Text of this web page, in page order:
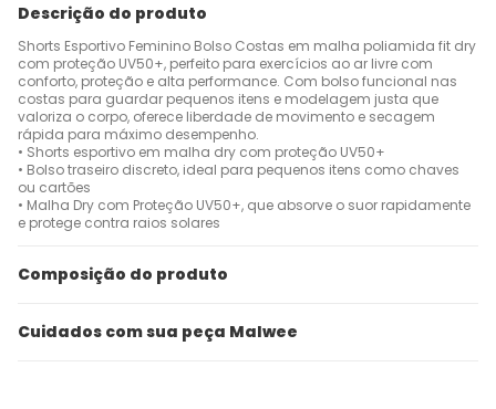
Descrição do produto
Shorts Esportivo Feminino Bolso Costas em malha poliamida fit dry
com proteção UV50+, perfeito para exercícios ao ar livre com
conforto, proteção e alta performance. Com bolso funcional nas
costas para guardar pequenos itens e modelagem justa que
valoriza o corpo, oferece liberdade de movimento e secagem
rápida para máximo desempenho.
• Shorts esportivo em malha dry com proteção UV50+
• Bolso traseiro discreto, ideal para pequenos itens como chaves
ou cartões
• Malha Dry com Proteção UV50+, que absorve o suor rapidamente
e protege contra raios solares
Composição do produto
Cuidados com sua peça Malwee